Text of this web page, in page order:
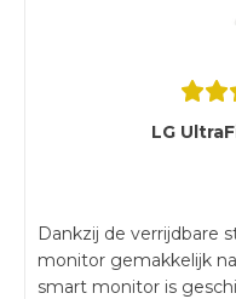
LG
Dankzij de verrijdbare
monitor gemakkelijk
smart monitor is